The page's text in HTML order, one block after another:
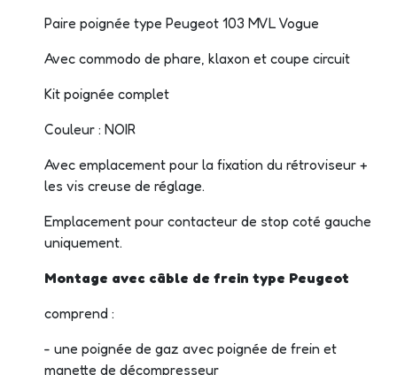
Paire poignée type Peugeot 103 MVL Vogue
Avec commodo de phare, klaxon et coupe circuit
Kit poignée complet
Couleur : NOIR
Avec emplacement pour la fixation du rétroviseur +
les vis creuse de réglage.
Emplacement pour contacteur de stop coté gauche
uniquement.
Montage avec câble de frein type Peugeot
comprend :
- une poignée de gaz avec poignée de frein et
manette de décompresseur